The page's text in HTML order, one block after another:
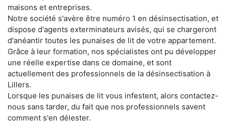
maisons et entreprises.
Notre société s'avère être numéro 1 en désinsectisation, et
dispose d'agents exterminateurs avisés, qui se chargeront
d'anéantir toutes les punaises de lit de votre appartement.
Grâce à leur formation, nos spécialistes ont pu développer
une réelle expertise dans ce domaine, et sont
actuellement des professionnels de la désinsectisation à
Lillers.
Lorsque les punaises de lit vous infestent, alors contactez-
nous sans tarder, du fait que nos professionnels savent
comment s'en délester.